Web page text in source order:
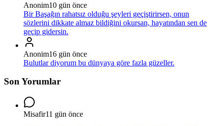
Anonim10 gün önce
Bir Başağın rahatsız olduğu şeyleri geçiştirirsen, onun
sözlerini dikkate almaz bildiğini okursan, hayatından sen de
geçip gidersin.
Anonim16 gün önce
Bulutlar diyorum bu dünyaya göre fazla güzeller.
Son Yorumlar
Misafir11 gün önce